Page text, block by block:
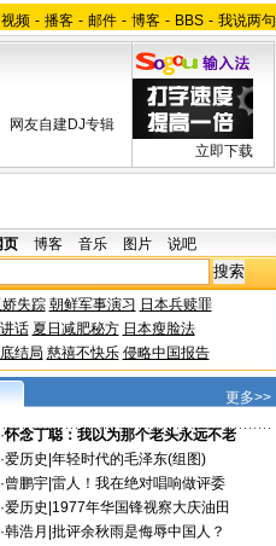
视频 - 播客 - 邮件 - 博客 - BBS - 我说两句
网友自建DJ专辑
立即下载
页 博客 音乐 图片 说吧
失踪 朝鲜军事演习 日本兵赎罪
话 夏日减肥秘方 日本瘦脸法
结局 慈禧不快乐 侵略中国报告
更多>>
·怀念丁聪：我以为那个老头永远不老
·爱历史 年轻时代的毛泽东(组图)
·曾鹏宇| 雷人！我在绝对唱响做评委
·爱历史 1977年华国锋视察大庆油田
·韩浩月 批评余秋雨是侮辱中国人？